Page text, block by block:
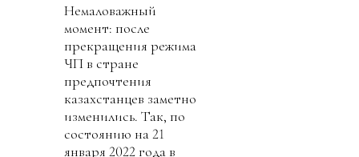
Немаловажный
момент: после
прекращения режима
ЧП в стране
предпочтения
казахстанцев заметно
изменились. Так, по
состоянию на 21
января 2022 года в